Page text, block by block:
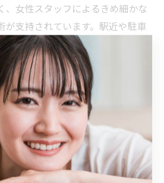
、女性スタッフによるきめ細かな
が支持されています。駅近や駐車
立地条件も選ばれるポイントで
女性専用スペースの有無も重要視
体 人気」などの関連キーワードで
ます。自分の症状やライフスタイ
つけるためにも、女性スタッフの
材料となっています。